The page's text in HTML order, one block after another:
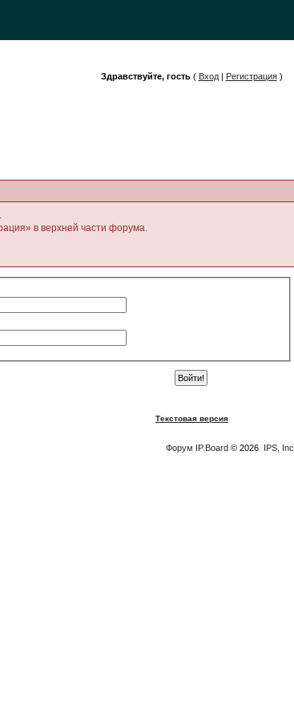
Здравствуйте, гость( Вход| Регистрация)
в верхней части форума.
Текстовая версия
Форум IP.Board © 2026 IPS, Inc